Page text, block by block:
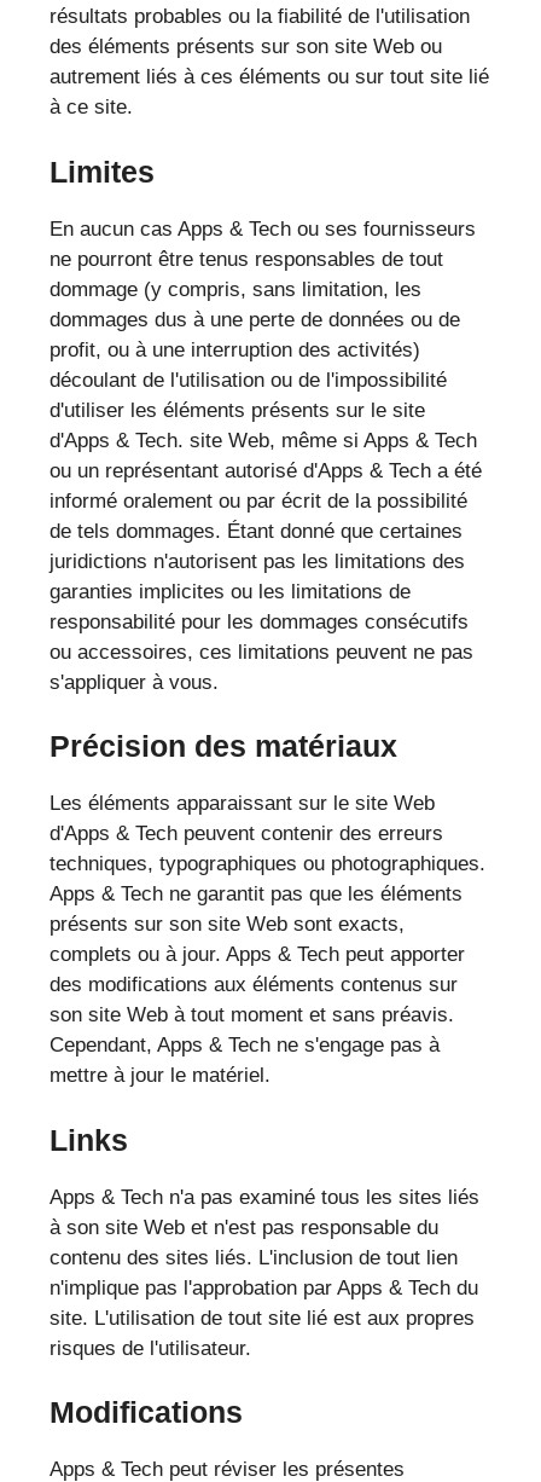
résultats probables ou la fiabilité de l'utilisation
des éléments présents sur son site Web ou
autrement liés à ces éléments ou sur tout site lié
à ce site.
Limites
En aucun cas Apps & Tech ou ses fournisseurs
ne pourront être tenus responsables de tout
dommage (y compris, sans limitation, les
dommages dus à une perte de données ou de
profit, ou à une interruption des activités)
découlant de l'utilisation ou de l'impossibilité
d'utiliser les éléments présents sur le site
d'Apps & Tech. site Web, même si Apps & Tech
ou un représentant autorisé d'Apps & Tech a été
informé oralement ou par écrit de la possibilité
de tels dommages. Étant donné que certaines
juridictions n'autorisent pas les limitations des
garanties implicites ou les limitations de
responsabilité pour les dommages consécutifs
ou accessoires, ces limitations peuvent ne pas
s'appliquer à vous.
Précision des matériaux
Les éléments apparaissant sur le site Web
d'Apps & Tech peuvent contenir des erreurs
techniques, typographiques ou photographiques.
Apps & Tech ne garantit pas que les éléments
présents sur son site Web sont exacts,
complets ou à jour. Apps & Tech peut apporter
des modifications aux éléments contenus sur
son site Web à tout moment et sans préavis.
Cependant, Apps & Tech ne s'engage pas à
mettre à jour le matériel.
Links
Apps & Tech n'a pas examiné tous les sites liés
à son site Web et n'est pas responsable du
contenu des sites liés. L'inclusion de tout lien
n'implique pas l'approbation par Apps & Tech du
site. L'utilisation de tout site lié est aux propres
risques de l'utilisateur.
Modifications
Apps & Tech peut réviser les présentes